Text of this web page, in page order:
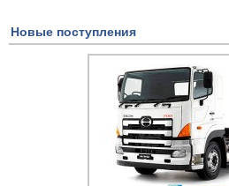
Новые поступления